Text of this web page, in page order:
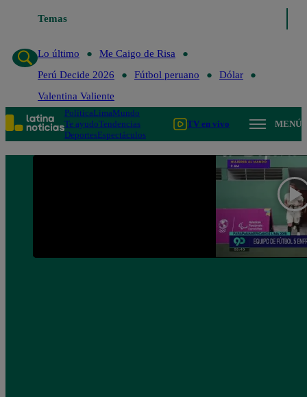
Temas
Lo último
Me Caigo de Risa
Perú Decide 2026
Fútbol peruano
Dólar
Valentina Valiente
PolíticaLimaMundo
Te ayudoTendencias
DeportesEspectáculos
TV en vivo MENÚ